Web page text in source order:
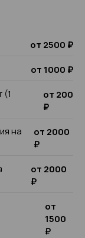
от 2500 ₽
от 1000 ₽
(1
от 200
₽
на
от 2000
₽
от 2000
₽
от
1500
₽